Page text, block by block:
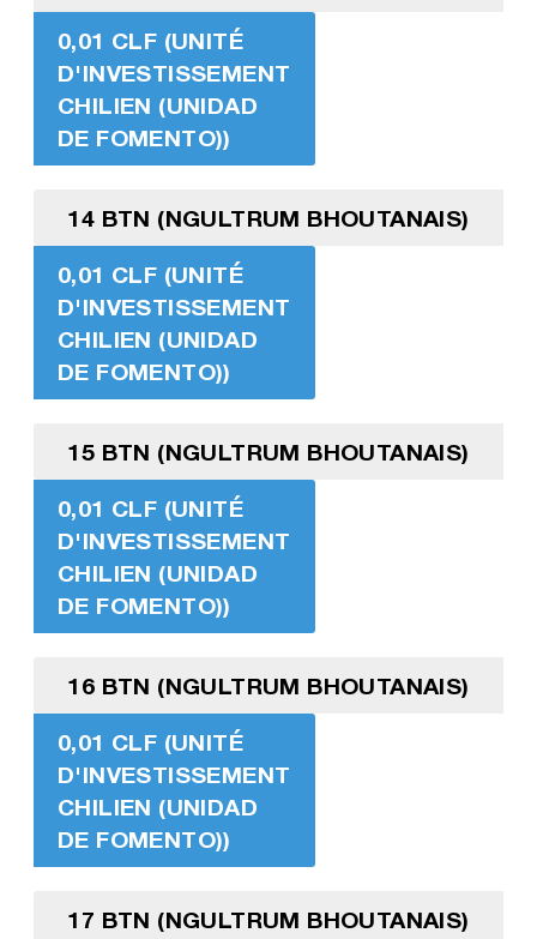
0,01 CLF (UNITÉ
D'INVESTISSEMENT
CHILIEN (UNIDAD
DE FOMENTO))
14 BTN (NGULTRUM BHOUTANAIS)
0,01 CLF (UNITÉ
D'INVESTISSEMENT
CHILIEN (UNIDAD
DE FOMENTO))
15 BTN (NGULTRUM BHOUTANAIS)
0,01 CLF (UNITÉ
D'INVESTISSEMENT
CHILIEN (UNIDAD
DE FOMENTO))
16 BTN (NGULTRUM BHOUTANAIS)
0,01 CLF (UNITÉ
D'INVESTISSEMENT
CHILIEN (UNIDAD
DE FOMENTO))
17 BTN (NGULTRUM BHOUTANAIS)